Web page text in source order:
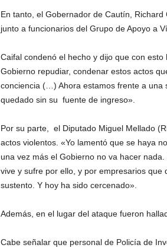
En tanto, el Gobernador de Cautín,
junto a funcionarios del Grupo de Apoyo a
Caifal condenó el hecho y dijo que con
Gobierno repudiar, condenar estos actos
conciencia (…) Ahora estamos frente a una
quedado sin su fuente de ingreso».
Por su parte, el Diputado Miguel Mellado
actos violentos. «Yo lamentó que se haya
una vez más el Gobierno no va hacer
vive y sufre por ello, y por empresarios
sustento. Y hoy ha sido cercenado».
Además, en el lugar del ataque fueron
Cabe señalar que personal de Policía de